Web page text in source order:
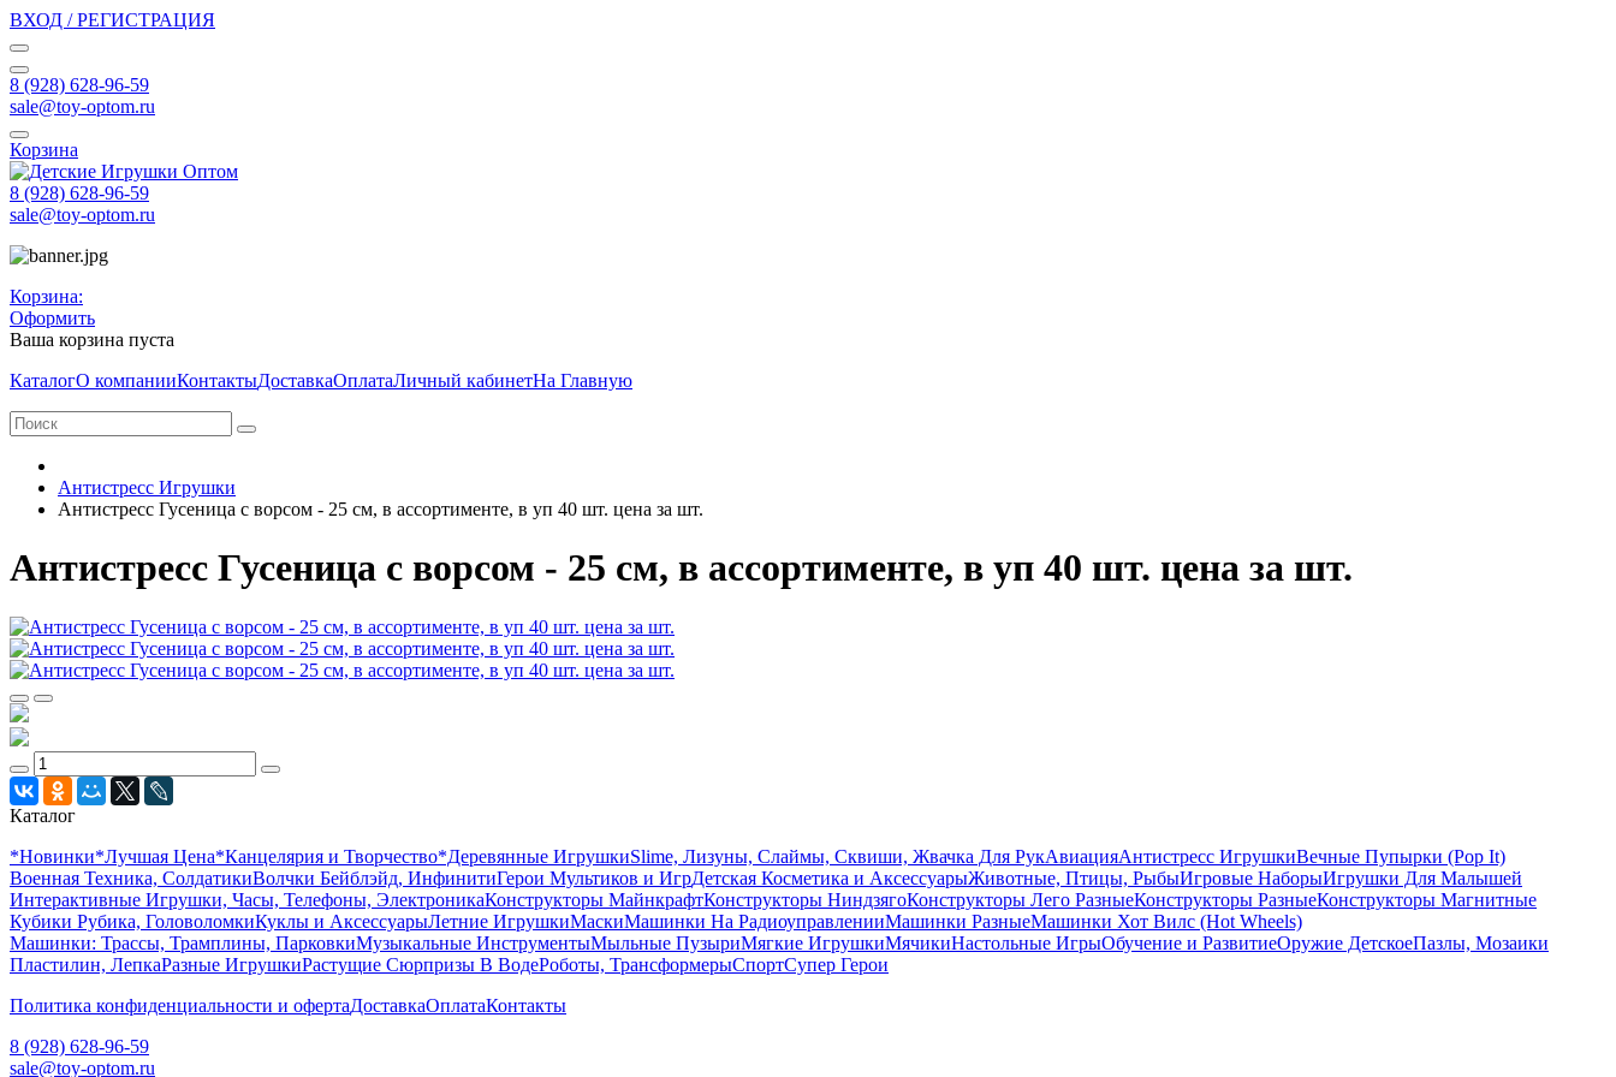
ВХОД / РЕГИСТРАЦИЯ
8 (928) 628-96-59
sale@toy-optom.ru
Корзина
8 (928) 628-96-59
sale@toy-optom.ru
Корзина:
Оформить
Ваша корзина пуста
КаталогО компанииКонтактыДоставкаОплатаЛичный кабинетНа Главную
Антистресс Игрушки
Антистресс Гусеница с ворсом - 25 см, в ассортименте, в уп 40 шт. цена за шт.
Антистресс Гусеница с ворсом - 25 см, в ассортименте, в уп 40 шт. цена за шт.
Каталог
*Новинки*Лучшая Цена*Канцелярия и Творчество*Деревянные ИгрушкиSlime, Лизуны, Слаймы, Сквиши, Жвачка Для РукАвиацияАнтистресс ИгрушкиВечные Пупырки (Pop It)
Военная Техника, СолдатикиВолчки Бейблэйд, ИнфинитиГерои Мультиков и ИгрДетcкая Косметика и АксессуарыЖивотные, Птицы, РыбыИгровые НаборыИгрушки Для Малышей
Интерактивные Игрушки, Часы, Телефоны, ЭлектроникаКонструкторы МайнкрафтКонструкторы НиндзягоКонструкторы Лего РазныеКонструкторы РазныеКонструкторы Магнитные
Кубики Рубика, ГоловоломкиКуклы и АксессуарыЛетние ИгрушкиМаскиМашинки На РадиоуправленииМашинки РазныеМашинки Хот Вилс (Hot Wheels)
Машинки: Трассы, Трамплины, ПарковкиМузыкальные ИнструментыМыльные ПузыриМягкие ИгрушкиМячикиНастольные ИгрыОбучение и РазвитиеОружие ДетскоеПазлы, Мозаики
Пластилин, ЛепкаРазные ИгрушкиРастущие Сюрпризы В ВодеРоботы, ТрансформерыСпортСупер Герои
Политика конфиденциальности и офертаДоставкаОплатаКонтакты
8 (928) 628-96-59
sale@toy-optom.ru